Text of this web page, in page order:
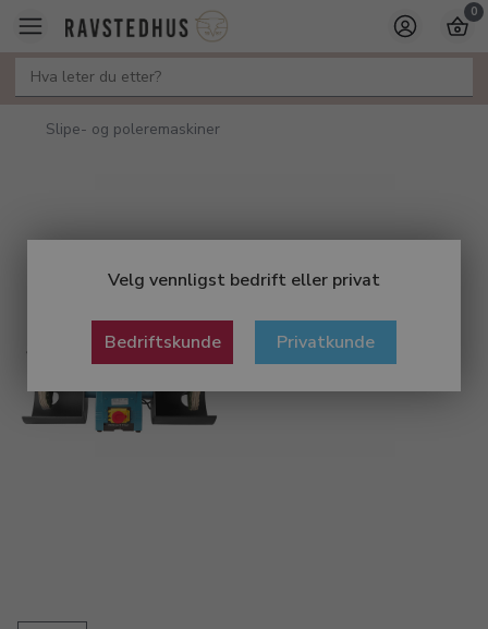
Velg vennligst bedrift eller privat
Bedriftskunde Privatkunde
0
Slipe- og poleremaskiner